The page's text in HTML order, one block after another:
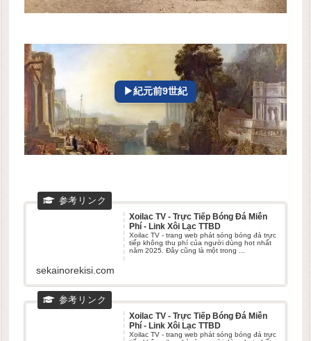
▶紀元前9世紀
Xoilac TV - Trực Tiếp Bóng Đá Miễn
Phí - Link Xôi Lạc TTBD
Xoilac TV - trang web phát sóng bóng đá trực
tiếp không thu phí của người dùng hot nhất
năm 2025. Đây cũng là một trong ...
sekainorekisi.com
Xoilac TV - Trực Tiếp Bóng Đá Miễn
Phí - Link Xôi Lạc TTBD
Xoilac TV - trang web phát sóng bóng đá trực